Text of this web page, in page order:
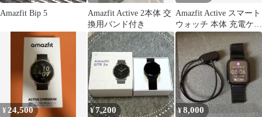
Amazfit Bip 5
Amazfit Active 2本体 交
換用バンド付き
Amazfit Active スマート
ウォッチ 本体 充電ケー
ブル付き
¥ 24,500 ¥7,200 ¥8,000